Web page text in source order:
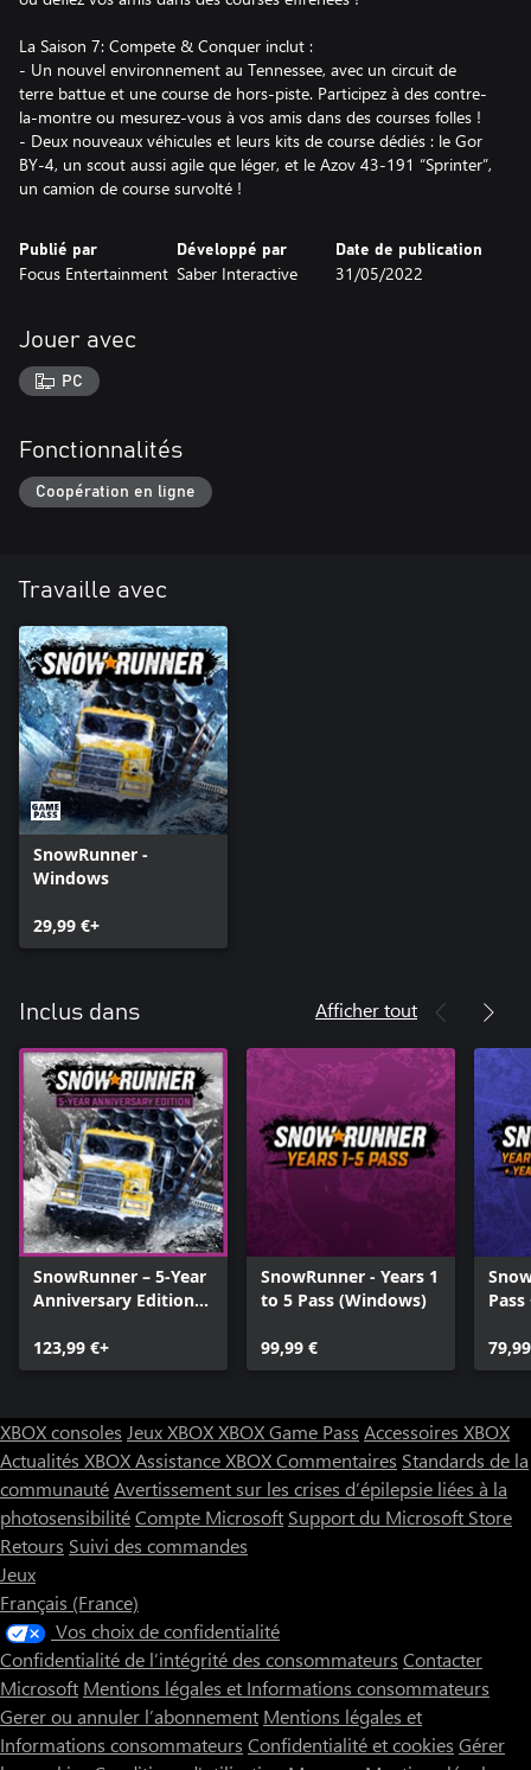
La Saison 7: Compete & Conquer inclut :
- Un nouvel environnement au Tennessee, avec un circuit de
terre battue et une course de hors-piste. Participez à des contre-
la-montre ou mesurez-vous à vos amis dans des courses folles !
- Deux nouveaux véhicules et leurs kits de course dédiés : le Gor
BY-4, un scout aussi agile que léger, et le Azov 43-191 “Sprinter”,
un camion de course survolté !
Publié par
Focus Entertainment
Développé par
Saber Interactive
Date de publication
31/05/2022
Jouer avec
PC
Fonctionnalités
Coopération en ligne
Travaille avec
SnowRunner -
Windows
29,99 €+
Inclus dans Afficher tout
SnowRunner – 5-Year
Anniversary Edition
123,99 €+
SnowRunner - Years 1
to 5 Pass (Windows)
99,99 €
Pass
Pass
XBOX consoles Jeux XBOXXBOX Game Pass Accessoires XBOX
Actualités XBOXAssistance XBOXCommentaires Standards de la
communautéAvertissement sur les crises d’épilepsie liées à la
photosensibilitéCompte Microsoft Support du Microsoft Store
Retours Suivi des commandes
Jeux
Français (France)
Vos choix de confidentialité
Confidentialité de l’intégrité des consommateurs Contacter
Microsoft Mentions légales et Informations consommateurs
Gerer ou annuler l’abonnement Mentions légales et
Informations consommateurs Confidentialité et cookies Gérer